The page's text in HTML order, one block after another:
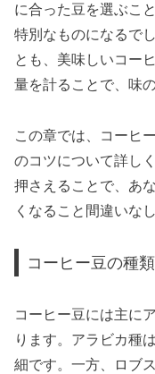
に合った豆を選ぶこ
特別なものになるで
とも、美味しいコー
量を計ることで、味
この章では、コーヒ
のコツについて詳し
押さえることで、あ
くなること間違いなし
コーヒー豆の種類
コーヒー豆には主に
ります。アラビカ種
細です。一方、ロブ